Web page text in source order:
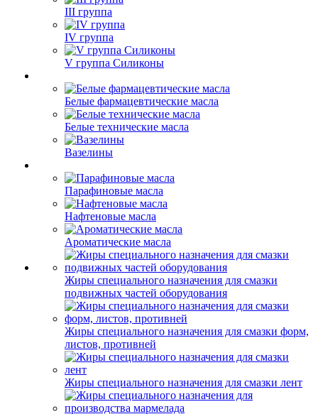
III группа
IV группа
V группа Силиконы
Белые фармацевтические масла
Белые технические масла
Вазелины
Парафиновые масла
Нафтеновые масла
Ароматические масла
Жиры специального назначения для смазки
подвижных частей оборудования
Жиры специального назначения для смазки форм,
листов, противней
Жиры специального назначения для смазки лент